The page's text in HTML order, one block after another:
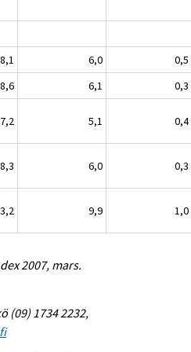
6,0
0,5
6,1
0,3
5,1 0,4
6,0 0,3
9,9 1,0
2007, mars.
(09) 1734 2232,